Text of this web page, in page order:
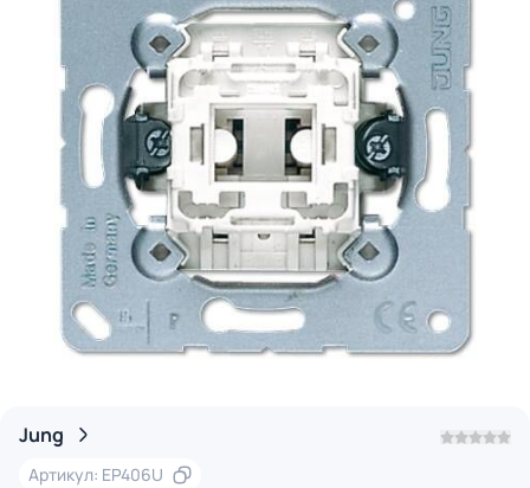
Jung
Артикул: EP406U